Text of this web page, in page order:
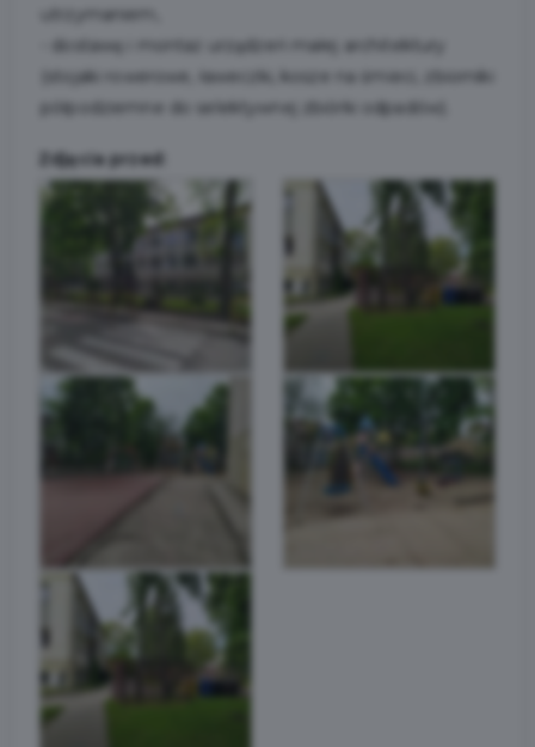
utrzymaniem,
- dostawę i montaż urządzeń małej architektury
(stojaki rowerowe, ławeczki, kosze na śmieci, zbiorniki
półpodziemne do selektywnej zbiórki odpadów).
Zdjęcia przed: